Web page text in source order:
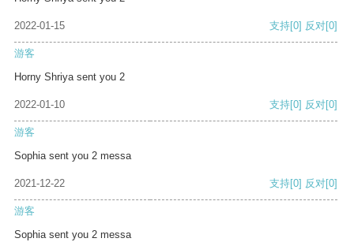
2022-01-15 支持[0] 反对[0]
游客
Horny Shriya sent you 2
2022-01-10 支持[0] 反对[0]
游客
Sophia sent you 2 messa
2021-12-22 支持[0] 反对[0]
游客
Sophia sent you 2 messa